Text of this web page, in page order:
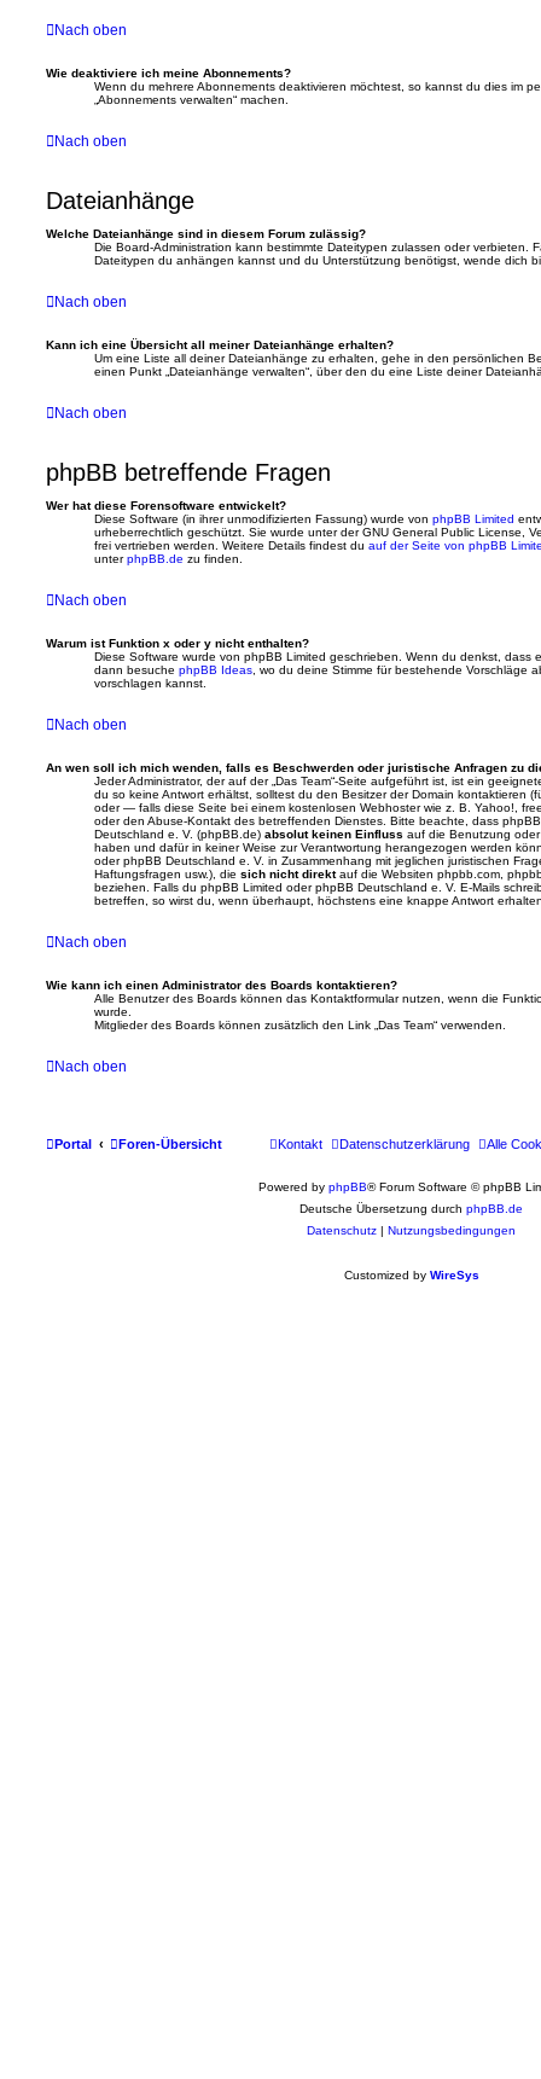
Nach oben
Wie deaktiviere ich meine Abonnements?
Wenn du mehrere Abonnements deaktivieren möchtest, so kannst du dies im
„Abonnements verwalten“ machen.
Nach oben
Dateianhänge
Welche Dateianhänge sind in diesem Forum zulässig?
Die Board-Administration kann bestimmte Dateitypen zulassen oder verbieten.
Dateitypen du anhängen kannst und du Unterstützung benötigst, wende dich
Nach oben
Kann ich eine Übersicht all meiner Dateianhänge erhalten?
Um eine Liste all deiner Dateianhänge zu erhalten, gehe in den persönlichen
einen Punkt „Dateianhänge verwalten“, über den du eine Liste deiner
Nach oben
phpBB betreffende Fragen
Wer hat diese Forensoftware entwickelt?
Diese Software (in ihrer unmodifizierten Fassung) wurde von phpBB Limited
urheberrechtlich geschützt. Sie wurde unter der GNU General Public License,
frei vertrieben werden. Weitere Details findest du auf der Seite von phpBB
unterphpBB.de zu finden.
Nach oben
Warum ist Funktion x oder y nicht enthalten?
Diese Software wurde von phpBB Limited geschrieben. Wenn du denkst, dass
dann besuche phpBB Ideas , wo du deine Stimme für bestehende Vorschläge
vorschlagen kannst.
Nach oben
An wen soll ich mich wenden, falls es Beschwerden oder juristische Anfragen zu
Jeder Administrator, der auf der „Das Team“-Seite aufgeführt ist, ist ein
du so keine Antwort erhältst, solltest du den Besitzer der Domain kontaktieren
oder — falls diese Seite bei einem kostenlosen Webhoster wie z. B. Yahoo!,
oder den Abuse-Kontakt des betreffenden Dienstes. Bitte beachte, dass
Deutschland e. V. (phpBB.de) absolut keinen Einfluss auf die Benutzung
haben und dafür in keiner Weise zur Verantwortung herangezogen werden
oder phpBB Deutschland e. V. in Zusammenhang mit jeglichen juristischen
Haftungsfragen usw.), die sich nicht direktauf die Websiten phpbb.com,
beziehen. Falls du phpBB Limited oder phpBB Deutschland e. V. E-Mails
betreffen, so wirst du, wenn überhaupt, höchstens eine knappe Antwort
Nach oben
Wie kann ich einen Administrator des Boards kontaktieren?
Alle Benutzer des Boards können das Kontaktformular nutzen, wenn die
wurde.
Mitglieder des Boards können zusätzlich den Link „Das Team“ verwenden.
Nach oben
Portal Foren-Übersicht Alle
Datenschutzerklärung
Kontakt
Powered by phpBB® Forum Software © phpBB
Deutsche Übersetzung durch phpBB.de
Datenschutz | Nutzungsbedingungen
Customized by WireSys